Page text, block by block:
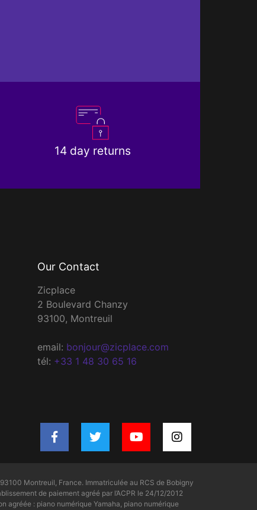
14 day returns
Our Contact
Zicplace
2 Boulevard Chanzy
93100, Montreuil
email: bonjour@zicplace.com
tél: +33 1 48 30 65 16
Montreuil, France. Immatriculée au RCS de Bobigny
de paiement agréé par l’ACPR le 24/12/2012
agréée : piano numérique Yamaha, piano numérique